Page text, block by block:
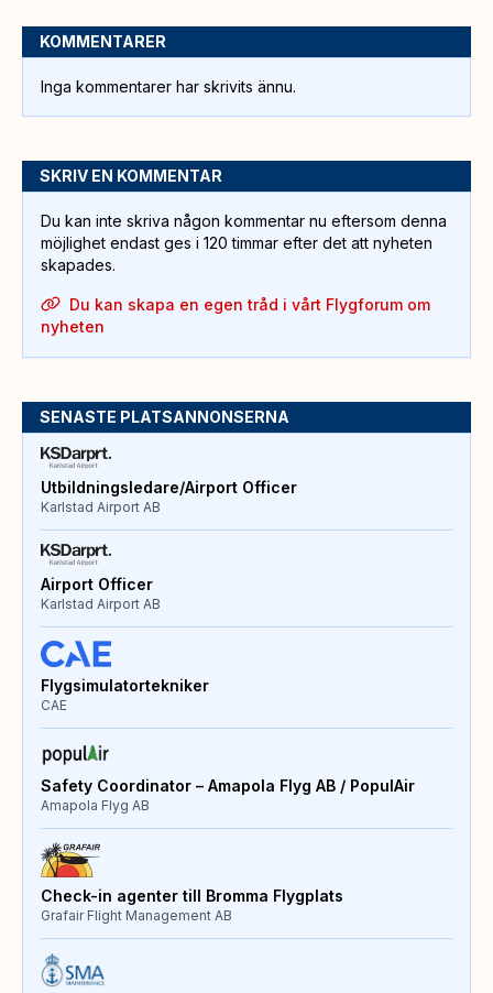
KOMMENTARER
Inga kommentarer har skrivits ännu.
SKRIV EN KOMMENTAR
Du kan inte skriva någon kommentar nu eftersom denna
möjlighet endast ges i 120 timmar efter det att nyheten
skapades.
Du kan skapa en egen tråd i vårt Flygforum om
nyheten
SENASTE PLATSANNONSERNA
Utbildningsledare/Airport Officer
Karlstad Airport AB
Airport Officer
Karlstad Airport AB
Flygsimulatortekniker
CAE
Safety Coordinator – Amapola Flyg AB / PopulAir
Amapola Flyg AB
Check-in agenter till Bromma Flygplats
Grafair Flight Management AB